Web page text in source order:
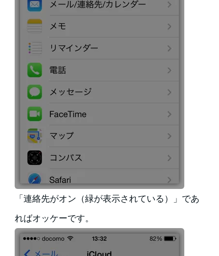
「連絡先がオン（緑が表示されている）」であ
ればオッケーです。